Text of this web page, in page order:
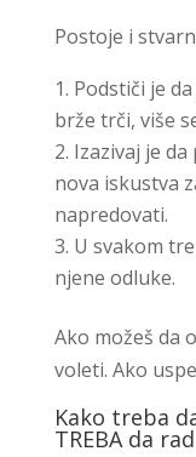
Postoje i
Podstiči je
brže trči, više
Izazivaj je
nova iskustva
napredovati.
U svakom
njene odluke.
Ako možeš da
voleti. Ako
Kako treba
TREBA da